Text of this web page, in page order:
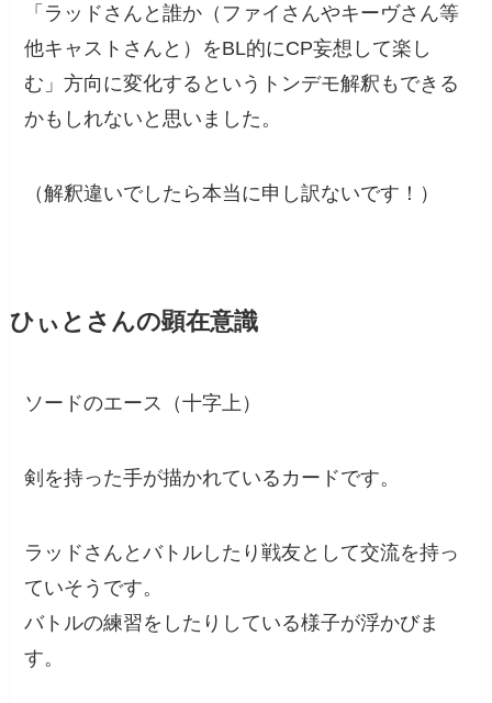
「ラッドさんと誰か（ファイさんやキーヴさん等
他キャストさんと）をBL的にCP妄想して楽し
む」方向に変化するというトンデモ解釈もできる
かもしれないと思いました。
（解釈違いでしたら本当に申し訳ないです！）
ひぃとさんの顕在意識
ソードのエース（十字上）
剣を持った手が描かれているカードです。
ラッドさんとバトルしたり戦友として交流を持っ
ていそうです。
バトルの練習をしたりしている様子が浮かびま
す。